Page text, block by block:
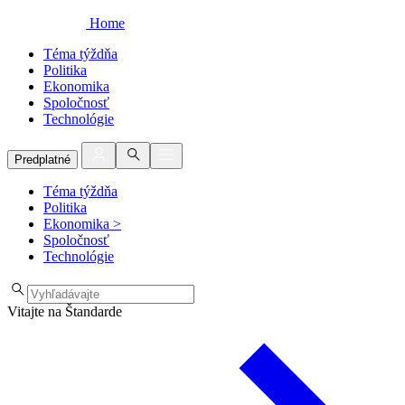
Home
Téma týždňa
Politika
Ekonomika
Spoločnosť
Technológie
Predplatné
Téma týždňa
Politika
Ekonomika >
Spoločnosť
Technológie
Vitajte na Štandarde